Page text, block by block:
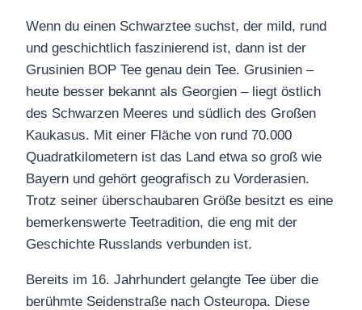
Wenn du einen Schwarztee suchst, der mild, rund
und geschichtlich faszinierend ist, dann ist der
Grusinien BOP Tee genau dein Tee. Grusinien –
heute besser bekannt als Georgien – liegt östlich
des Schwarzen Meeres und südlich des Großen
Kaukasus. Mit einer Fläche von rund 70.000
Quadratkilometern ist das Land etwa so groß wie
Bayern und gehört geografisch zu Vorderasien.
Trotz seiner überschaubaren Größe besitzt es eine
bemerkenswerte Teetradition, die eng mit der
Geschichte Russlands verbunden ist.
Bereits im 16. Jahrhundert gelangte Tee über die
berühmte Seidenstraße nach Osteuropa. Diese